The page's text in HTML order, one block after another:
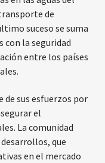
de
suceso se suma
con la seguridad
entre los países
de sus esfuerzos por
el
La comunidad
que
en el mercado